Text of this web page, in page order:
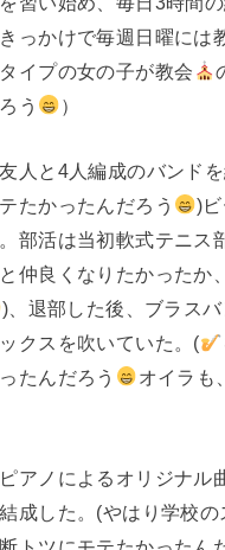
っかけで毎週日曜には
イプの女の子が教会
う
）
人と4人編成のバンド
たかったんだろう
)
部活は当初軟式テニス
仲良くなりたかったか
)、退部した後、ブラス
クスを吹いていた。(
たんだろう
オイラも
アノによるオリジナル
成した。(やはり学校の